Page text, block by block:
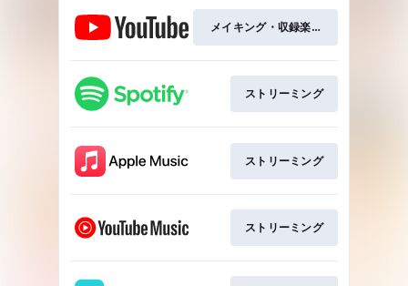
メイキング・収録楽曲紹介動画
ストリーミング
ストリーミング
ストリーミング